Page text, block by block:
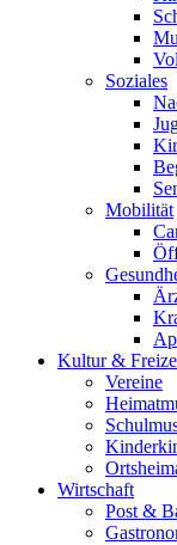
Soziales
Mobilität
Kultur &
Vereine
Wirtschaft
Post &